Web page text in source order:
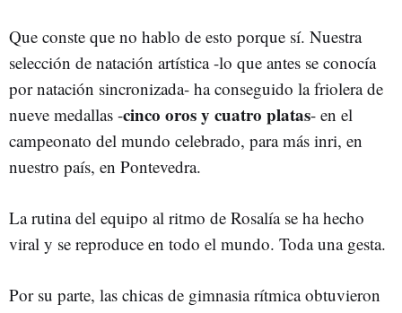
Que conste que no hablo de esto porque sí. Nuestra
selección de natación artística -lo que antes se conocía
por natación sincronizada- ha conseguido la friolera de
nueve medallas -cinco oros y cuatro platas- en el
campeonato del mundo celebrado, para más inri, en
nuestro país, en Pontevedra.
La rutina del equipo al ritmo de Rosalía se ha hecho
viral y se reproduce en todo el mundo. Toda una gesta.
Por su parte, las chicas de gimnasia rítmica obtuvieron